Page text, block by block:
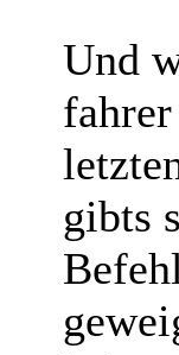
Und
gibts